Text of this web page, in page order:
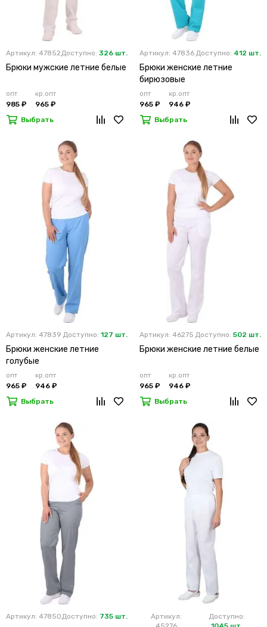
Артикул: 47852Доступно: 326 шт.
Брюки мужские летние белые
опт
985 ₽
кр.опт
965 ₽
Выбрать
Артикул: 47836 Доступно: 412 шт.
Брюки женские летние
бирюзовые
опт
965 ₽
кр.опт
946 ₽
Выбрать
Артикул: 47839 Доступно: 127 шт.
Брюки женские летние
голубые
опт
965 ₽
кр.опт
946 ₽
Выбрать
Артикул: 46275 Доступно: 502 шт.
Брюки женские летние белые
опт
965 ₽
кр.опт
946 ₽
Выбрать
Артикул: 47850Доступно: 735 шт.
Артикул:
Доступно: